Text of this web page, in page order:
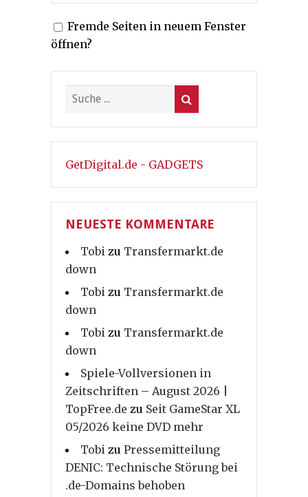
Fremde Seiten in neuem Fenster
öffnen?
GetDigital.de - GADGETS
NEUESTE KOMMENTARE
Tobi zu Transfermarkt.de
down
Tobi zu Transfermarkt.de
down
Tobi zu Transfermarkt.de
down
Spiele-Vollversionen in
Zeitschriften – August 2026 |
TopFree.de zu Seit GameStar XL
05/2026 keine DVD mehr
Tobi zu Pressemitteilung
DENIC: Technische Störung bei
.de-Domains behoben